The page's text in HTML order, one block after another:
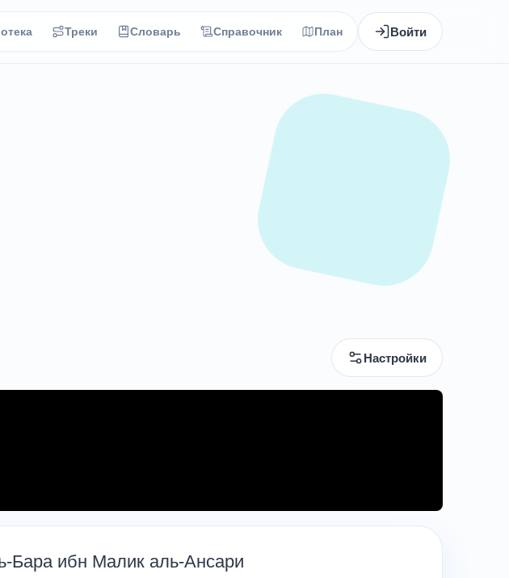
Треки Словарь Справочник План Войти
Настройки
Бара ибн Малик аль-Ансари